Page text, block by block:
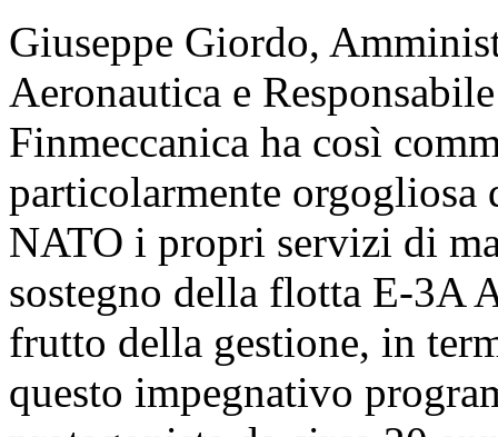
Giuseppe Giordo,
Aeronautica e
Finmeccanica ha così
particolarmente
NATO i propri servizi di
sostegno della flotta E-3A
frutto della gestione, in
questo impegnativo